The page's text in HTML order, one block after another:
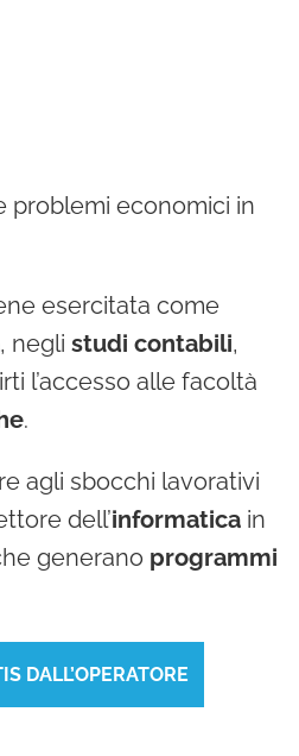
problemi economici in
esercitata come
, negli studi contabili,
l’accesso alle facoltà
.
agli sbocchi lavorativi
dell’informatica in
generano programmi
DALL’OPERATORE